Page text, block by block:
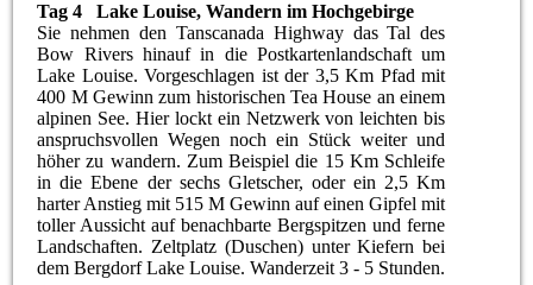
Tag 4 Lake Louise, Wandern im Hochgebirge
Sie nehmen den Tanscanada Highway das Tal des
Bow Rivers hinauf in die Postkartenlandschaft um
Lake Louise. Vorgeschlagen ist der 3,5 Km Pfad mit
400 M Gewinn zum historischen Tea House an einem
alpinen See. Hier lockt ein Netzwerk von leichten bis
anspruchsvollen Wegen noch ein Stück weiter und
höher zu wandern. Zum Beispiel die 15 Km Schleife
in die Ebene der sechs Gletscher, oder ein 2,5 Km
harter Anstieg mit 515 M Gewinn auf einen Gipfel mit
toller Aussicht auf benachbarte Bergspitzen und ferne
Landschaften. Zeltplatz (Duschen) unter Kiefern bei
dem Bergdorf Lake Louise. Wanderzeit 3 - 5 Stunden.